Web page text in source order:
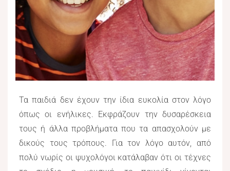
Τα παιδιά δεν έχουν την ίδια ευκολία στον λόγο
όπως οι ενήλικες. Εκφράζουν την δυσαρέσκεια
τους ή άλλα προβλήματα που τα απασχολούν με
δικούς τους τρόπους. Για τον λόγο αυτόν, από
πολύ νωρίς οι ψυχολόγοι κατάλαβαν ότι οι τέχνες